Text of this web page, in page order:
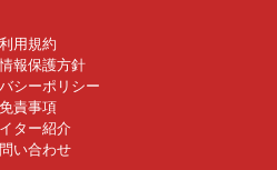
利用規約
報保護方針
シーポリシー
免責事項
ター紹介
い合わせ